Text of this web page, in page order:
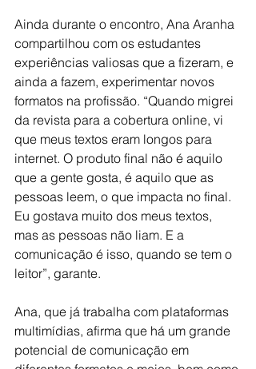
Ainda durante o encontro, Ana Aranha
compartilhou com os estudantes
experiências valiosas que a fizeram, e
ainda a fazem, experimentar novos
formatos na profissão. “Quando migrei
da revista para a cobertura online, vi
que meus textos eram longos para
internet. O produto final não é aquilo
que a gente gosta, é aquilo que as
pessoas leem, o que impacta no final.
Eu gostava muito dos meus textos,
mas as pessoas não liam. E a
comunicação é isso, quando se tem o
leitor”, garante.
Ana, que já trabalha com plataformas
multimídias, afirma que há um grande
potencial de comunicação em